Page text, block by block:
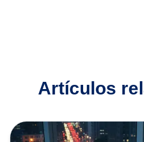
Artículos